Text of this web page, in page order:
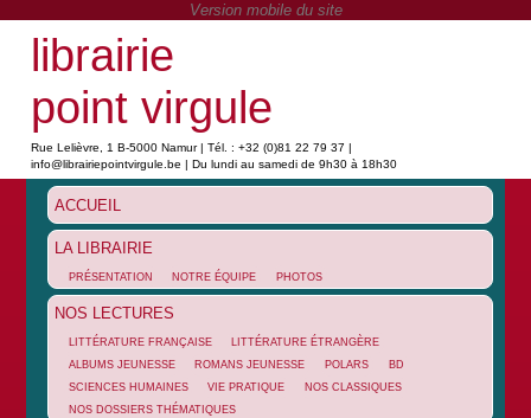
librairie
point virgule
Rue Lelièvre, 1 B-5000 Namur | Tél. : +32 (0)81 22 79 37 |
info@librairiepointvirgule.be | Du lundi au samedi de 9h30 à 18h30
ACCUEIL
LA LIBRAIRIE
PRÉSENTATION NOTRE ÉQUIPE PHOTOS
NOS LECTURES
LITTÉRATURE FRANÇAISE
LITTÉRATURE ÉTRANGÈRE
ALBUMS JEUNESSE
ROMANS JEUNESSE POLARS
BD
SCIENCES HUMAINES
VIE PRATIQUE
NOS CLASSIQUES
NOS DOSSIERS THÉMATIQUES